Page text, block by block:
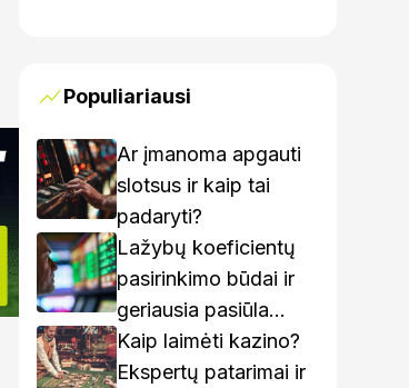
Populiariausi
Ar įmanoma apgauti
slotsus ir kaip tai
padaryti?
Lažybų koeficientų
pasirinkimo būdai ir
geriausia pasiūla
rinkoje – kaip rasti
geriausius variantus
Kaip laimėti kazino?
Ekspertų patarimai ir